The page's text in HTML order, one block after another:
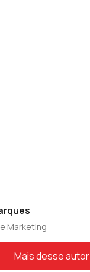
Marketing
Mais desse autor